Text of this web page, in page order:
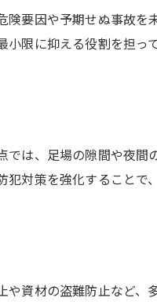
と安心感
対応力の強化
ィシステム導入
心を実現
るリスク軽減法
要因や予期せぬ事故
限に抑える役割を担っ
は、足場の隙間や夜
対策を強化することで
資材の盗難防止など、